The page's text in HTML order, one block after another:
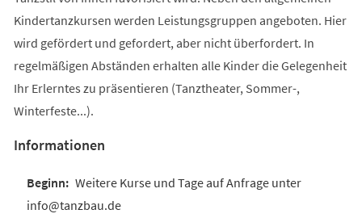
Kindertanzkursen werden Leistungsgruppen angeboten. Hier
wird gefördert und gefordert, aber nicht überfordert. In
regelmäßigen Abständen erhalten alle Kinder die Gelegenheit
Ihr Erlerntes zu präsentieren (Tanztheater, Sommer-,
Winterfeste...).
Informationen
Weitere Kurse und Tage auf Anfrage unter
info@tanzbau.de